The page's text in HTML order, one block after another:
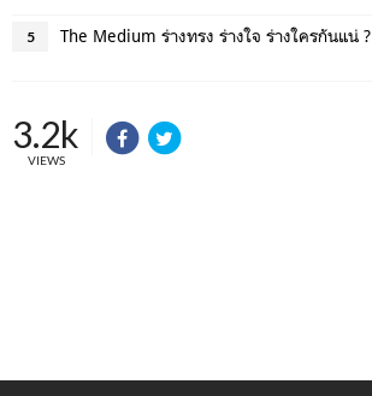
5 The Medium ร่างทรง ร่างใจ ร่างใครกันแน่ ?
3.2k
VIEWS